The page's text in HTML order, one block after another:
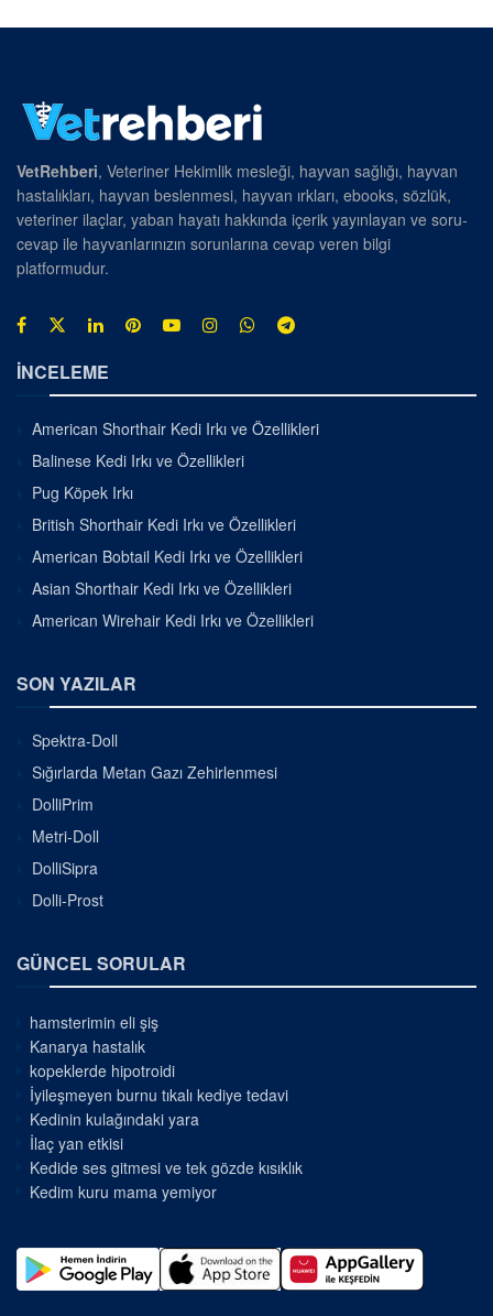
VetRehberi, Veteriner Hekimlik mesleği, hayvan sağlığı, hayvan
hastalıkları, hayvan beslenmesi, hayvan ırkları, ebooks, sözlük,
veteriner ilaçlar, yaban hayatı hakkında içerik yayınlayan ve soru-
cevap ile hayvanlarınızın sorunlarına cevap veren bilgi
platformudur.
İNCELEME
American Shorthair Kedi Irkı ve Özellikleri
Balinese Kedi Irkı ve Özellikleri
Pug Köpek Irkı
British Shorthair Kedi Irkı ve Özellikleri
American Bobtail Kedi Irkı ve Özellikleri
Asian Shorthair Kedi Irkı ve Özellikleri
American Wirehair Kedi Irkı ve Özellikleri
SON YAZILAR
Spektra-Doll
Sığırlarda Metan Gazı Zehirlenmesi
DolliPrim
Metri-Doll
DolliSipra
Dolli-Prost
GÜNCEL SORULAR
hamsterimin eli şiş
Kanarya hastalık
kopeklerde hipotroidi
İyileşmeyen burnu tıkalı kediye tedavi
Kedinin kulağındaki yara
İlaç yan etkisi
Kedide ses gitmesi ve tek gözde kısıklık
Kedim kuru mama yemiyor